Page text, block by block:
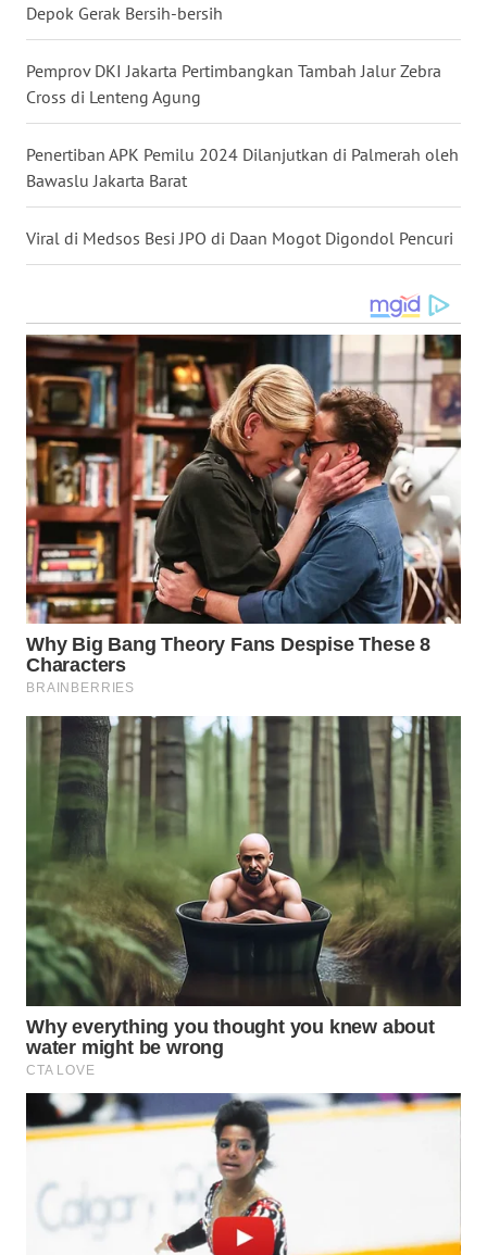
Depok Gerak Bersih-bersih
Pemprov DKI Jakarta Pertimbangkan Tambah Jalur Zebra
Cross di Lenteng Agung
Penertiban APK Pemilu 2024 Dilanjutkan di Palmerah oleh
Bawaslu Jakarta Barat
Viral di Medsos Besi JPO di Daan Mogot Digondol Pencuri
WN
MALUKU
WN
MALUT
WN
DAIRI
TOBA
WN
NIAS
WN
LANGKAT
WN
TAPANULI
SELATAN
WN
TANJUNG
WN
KARO
SIMALUNGUN
WN
LABUHANBATU
WN
TAPANULI
TENGAH
WN DELI
SERDANG
TEBING
TINGGI